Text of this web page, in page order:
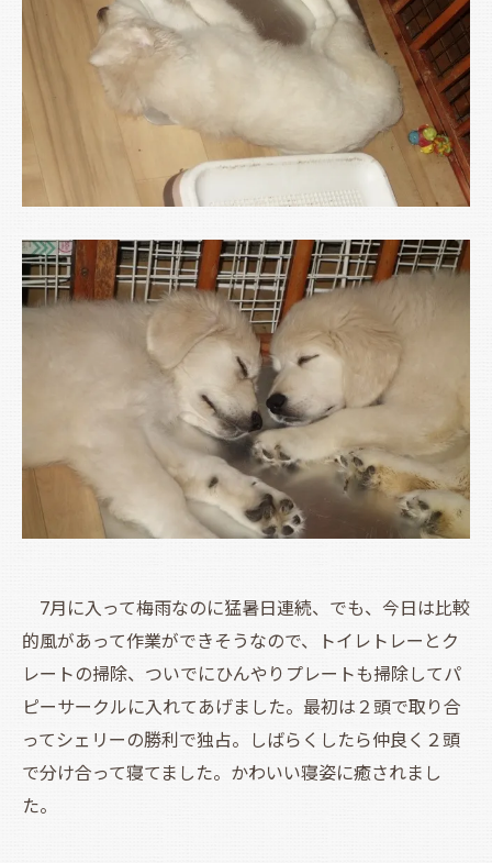
7月に入って梅雨なのに猛暑日連続、でも、今日は比較
的風があって作業ができそうなので、トイレトレーとク
レートの掃除、ついでにひんやりプレートも掃除してパ
ピーサークルに入れてあげました。最初は２頭で取り合
ってシェリーの勝利で独占。しばらくしたら仲良く２頭
で分け合って寝てました。かわいい寝姿に癒されまし
た。